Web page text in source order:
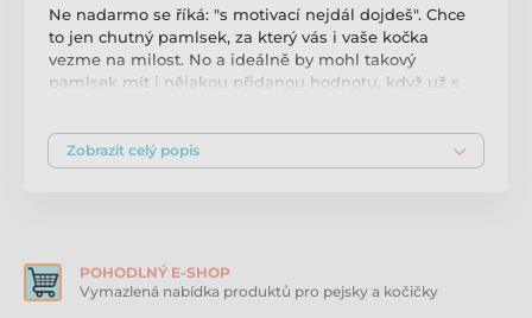
Ne nadarmo se říká: "s motivací nejdál dojdeš". Chce
to jen chutný pamlsek, za který vás i vaše kočka
vezme na milost. No a ideálně by mohl takový
pamlsek mít i nějakou přidanou hodnotu, když už s
podíl bílkovin a nízký obsah tuku. Šetrná technologie
zpracování navíc uchovává přirozené výživné látky.
-voňavý -malé kousky -fresh zip -přírodní doplněk
výživy Masové extra chutné jehněčí kousky obsahují
62% jehněčího. Vhodné pro: každodenní odměňování
Zobrazit celý popis
POHODLNÝ E-SHOP
Vymazlená nabídka produktů pro pejsky a kočičky